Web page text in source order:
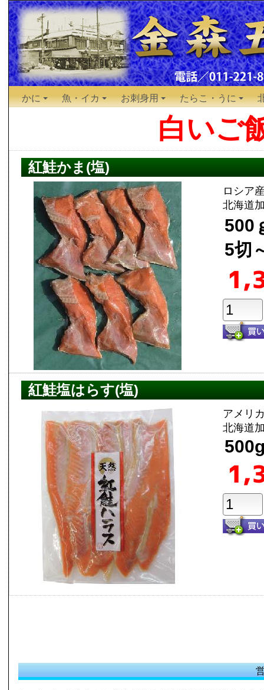
かに 魚・イカ お刺身用 たらこ・うに
白いご
紅鮭かま(塩)
ロシア
北海道
500
5切
紅鮭塩はらす(塩)
アメリ
北海道